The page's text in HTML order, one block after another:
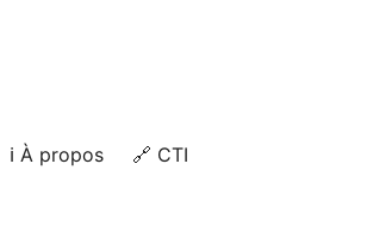
ℹ️ À propos 🔗 CTI